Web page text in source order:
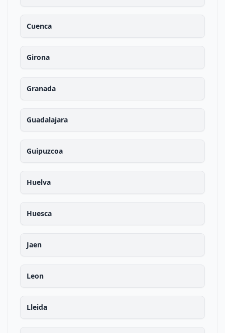
Cuenca
Girona
Granada
Guadalajara
Guipuzcoa
Huelva
Huesca
Jaen
Leon
Lleida